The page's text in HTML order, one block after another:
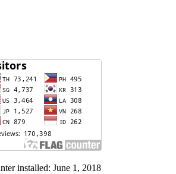
installed: June 1, 2018